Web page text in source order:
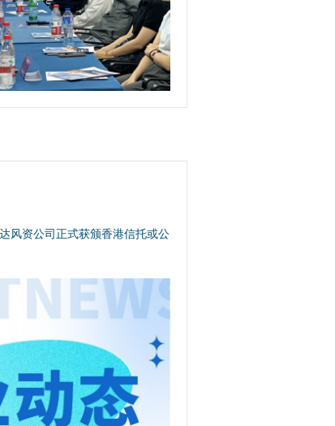
风资公司正式获颁香港信托或公